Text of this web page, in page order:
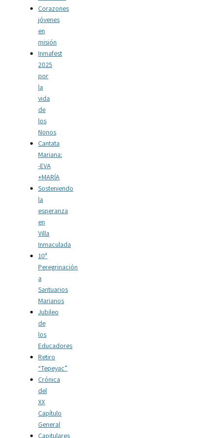
Corazones
jóvenes
en
misión
Inmafest
2025
por
la
vida
de
los
Nonos
Cantata
Mariana:
-EVA
+MARÍA
Sosteniendo
la
esperanza
en
Villa
Inmaculada
10ª
Peregrinación
a
Santuarios
Marianos
Jubileo
de
los
Educadores
Retiro
“Tepeyac”
Crónica
del
XX
Capítulo
General
Capitulares